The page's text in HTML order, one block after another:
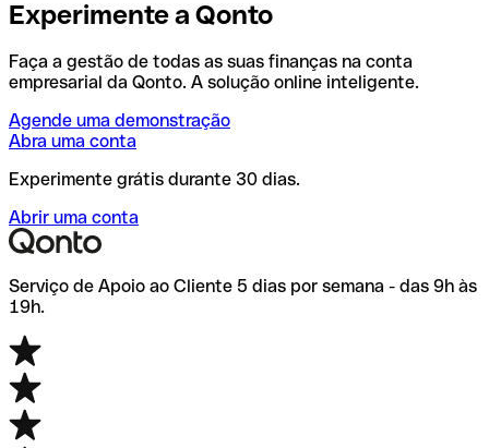
Experimente a Qonto
Faça a gestão de todas as suas finanças na conta
empresarial da Qonto. A solução online inteligente.
Agende uma demonstração
Abra uma conta
Experimente grátis durante 30 dias.
Abrir uma conta
Serviço de Apoio ao Cliente 5 dias por semana - das 9h às
19h.